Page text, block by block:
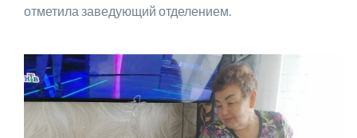
отметила заведующий отделением.